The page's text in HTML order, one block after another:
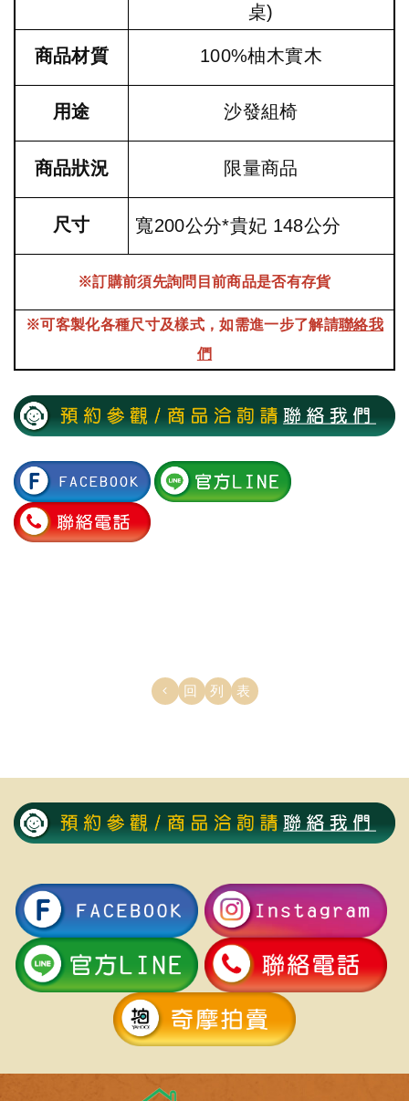
桌)
商品材質 100%柚木實木
用途 沙發組椅
商品狀況 限量商品
尺寸 寬200公分*貴妃 148公分
※訂購前須先詢問目前商品是否有存貨
※可客製化各種尺寸及樣式，如需進一步了解請聯絡我
們
回列表